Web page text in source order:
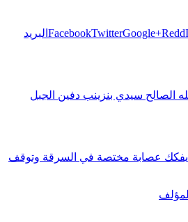
FacebookTwitterGoogle+
البريد
الصالح سيدي بنزينب دفين الجبل
عصابة مختصة في السرقة وتوقف